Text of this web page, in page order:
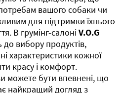
вашого собаки чи
для підтримки їхнього
В грумінг-салоніV.O.G
до вибору продуктів,
характеристики кожної
красу і комфорт.
можете бути впевнені, що
найкращий догляд з